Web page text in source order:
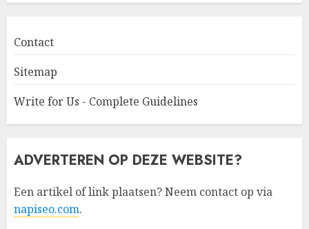
Contact
Sitemap
Write for Us - Complete Guidelines
ADVERTEREN OP DEZE WEBSITE?
Een artikel of link plaatsen? Neem contact op via
napiseo.com.